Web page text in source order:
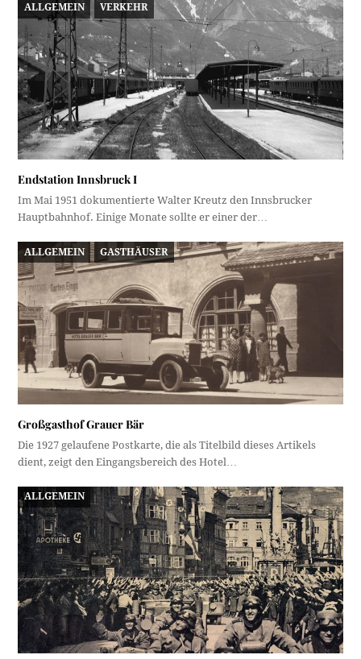
ALLGEMEIN VERKEHR
Endstation Innsbruck I
Im Mai 1951 dokumentierte Walter Kreutz den Innsbrucker
Hauptbahnhof. Einige Monate sollte er einer der…
ALLGEMEIN GASTHÄUSER
Großgasthof Grauer Bär
Die 1927 gelaufene Postkarte, die als Titelbild dieses Artikels
dient, zeigt den Eingangsbereich des Hotel…
ALLGEMEIN